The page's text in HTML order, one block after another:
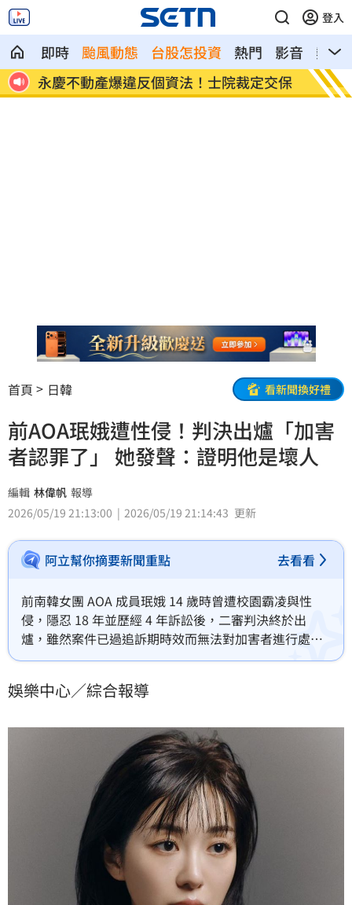
登入
即時 颱風動態 台股怎投資 熱門 影音
熱搜
出
永慶不動產爆違反個資法！士院裁定交保
嗆妻
線
首頁 日韓 看新聞換好禮
前AOA珉娥遭性侵！判決出爐「加害
者認罪了」 她發聲：證明他是壞人
編輯 林偉帆 報導
2026/05/19 21:13:00
2026/05/19 21:14:43 更新
阿立幫你摘要新聞重點 去看看
前南韓女團 AOA 成員珉娥 14 歲時曾遭校園霸凌與性
侵，隱忍 18 年並歷經 4 年訴訟後，二審判決終於出
爐，雖然案件已過追訴期時效而無法對加害者進行處
罰，但加害者在法庭上親口承認了性侵罪。珉娥對此欣
認罪對她而言已是重大意義，像完成了長久以來的功
聲，粉絲們見狀也紛紛湧入社群為她的勇敢加油打氣。
娛樂中心／綜合報導